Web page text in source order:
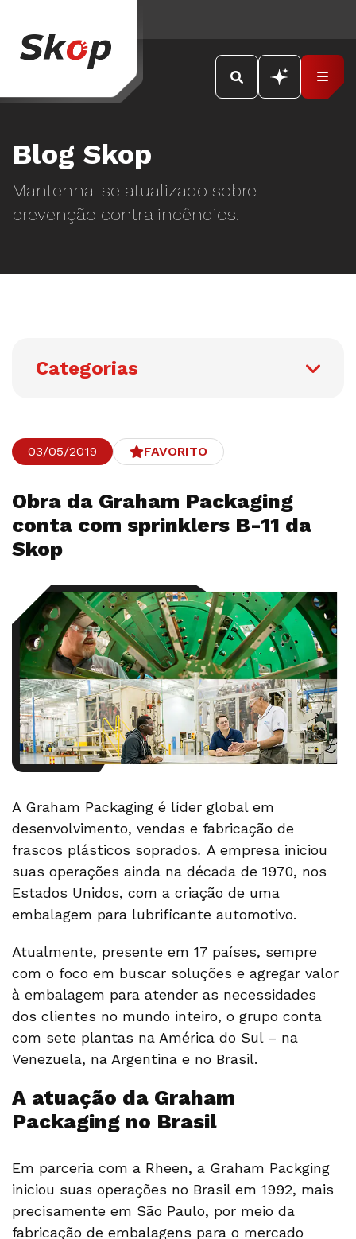
Blog Skop
Mantenha-se atualizado sobre
prevenção contra incêndios.
03/05/2019 FAVORITO
Obra da Graham Packaging
conta com sprinklers B-11 da
Skop
A Graham Packaging é líder global em
desenvolvimento, vendas e fabricação de
frascos plásticos soprados. A empresa iniciou
suas operações ainda na década de 1970, nos
Estados Unidos, com a criação de uma
embalagem para lubrificante automotivo.
Atualmente, presente em 17 países, sempre
com o foco em buscar soluções e agregar valor
à embalagem para atender as necessidades
dos clientes no mundo inteiro, o grupo conta
com sete plantas na América do Sul – na
Venezuela, na Argentina e no Brasil.
A atuação da Graham
Packaging no Brasil
Em parceria com a Rheen, a Graham Packging
iniciou suas operações no Brasil em 1992, mais
precisamente em São Paulo, por meio da
fabricação de embalagens para o mercado
Categorias